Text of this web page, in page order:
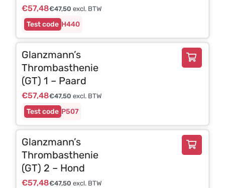
H440
€57,48€47,50 excl. BTW
P507
Glanzmann’s
Thrombasthenie
(GT) 1 – Paard
€57,48€47,50 excl. BTW
Glanzmann’s
Thrombasthenie
(GT) 2 – Hond
€57,48€47,50 excl. BTW